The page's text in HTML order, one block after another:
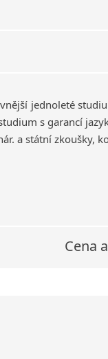
jednoleté
s garancí
Cena